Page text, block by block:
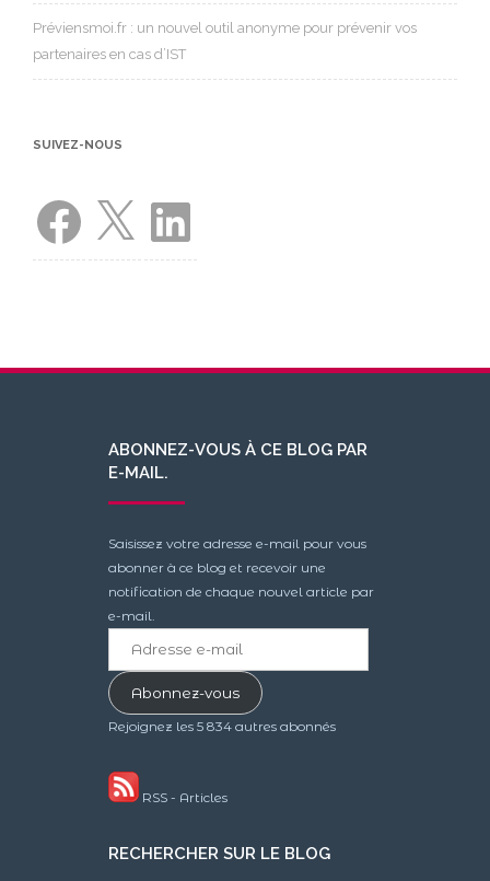
Préviensmoi.fr : un nouvel outil anonyme pour prévenir vos
partenaires en cas d’IST
SUIVEZ-NOUS
Facebook LinkedIn
ABONNEZ-VOUS À CE BLOG PAR
E-MAIL.
Saisissez votre adresse e-mail pour vous
abonner à ce blog et recevoir une
notification de chaque nouvel article par
e-mail.
mailAbonnez-vous
Rejoignez les 5 834 autres abonnés
RSS - Articles
RECHERCHER SUR LE BLOG